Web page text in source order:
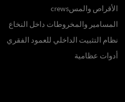
الأقراص والمسcrews
المسامير والمخروطات داخل النخاع
نظام التثبيت الداخلي للعمود الفقري
أدوات عظامية